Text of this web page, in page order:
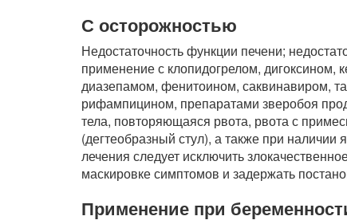
С осторожностью
Недостаточность функции печени;
применение с клопидогрелом, дигоксином,
диазепамом, фенитоином, саквинавиром,
рифампицином, препаратами зверобоя
тела, повторяющаяся рвота, рвота с
(дегтеобразный стул), а также при
лечения следует исключить
маскировке симптомов и задержать
Применение при